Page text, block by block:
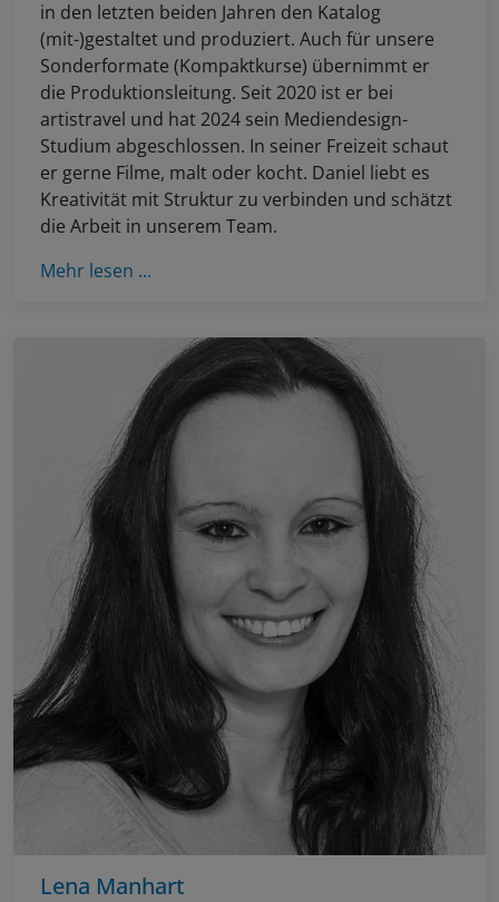
in den letzten beiden Jahren den Katalog
(mit-)gestaltet und produziert. Auch für unsere
Sonderformate (Kompaktkurse) übernimmt er
die Produktionsleitung. Seit 2020 ist er bei
artistravel und hat 2024 sein Mediendesign-
Studium abgeschlossen. In seiner Freizeit schaut
er gerne Filme, malt oder kocht. Daniel liebt es
Kreativität mit Struktur zu verbinden und schätzt
die Arbeit in unserem Team.
Mehr lesen ...
Lena Manhart